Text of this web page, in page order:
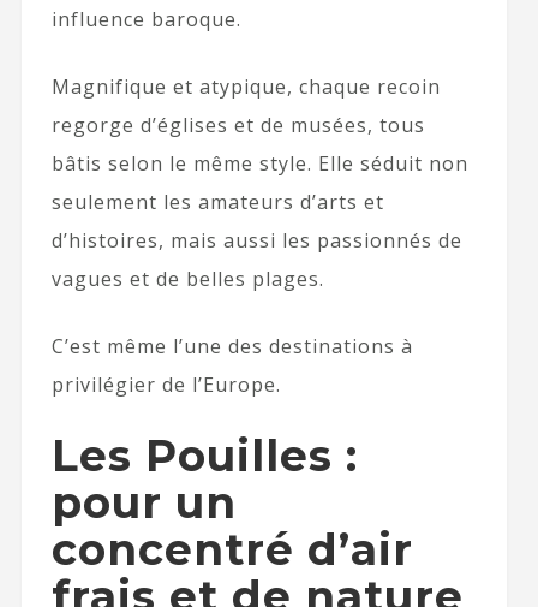
influence baroque.
Magnifique et atypique, chaque recoin
regorge d’églises et de musées, tous
bâtis selon le même style. Elle séduit non
seulement les amateurs d’arts et
d’histoires, mais aussi les passionnés de
vagues et de belles plages.
C’est même l’une des destinations à
privilégier de l’Europe.
Les Pouilles :
pour un
concentré d’air